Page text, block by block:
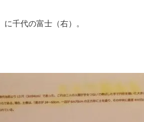
千代の富士（右）。